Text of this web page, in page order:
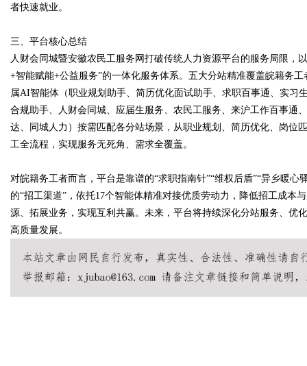
者快速就业。
三、平台核心总结
人财会同城暨安徽农民工服务网打破传统人力资源平台的服务局限，
+智能赋能+公益服务”的一体化服务体系。五大分站精准覆盖皖籍务
属AI智能体（职业规划助手、简历优化面试助手、求职百事通、实
合规助手、人财会同城、应届生服务、农民工服务、来沪工作百事通
达、同城人力）按需匹配各分站场景，从职业规划、简历优化、岗位
工全流程，实现服务无死角、需求全覆盖。
对皖籍务工者而言，平台是靠谱的“求职指南针”“维权后盾”“异乡暖
的“招工渠道”，依托17个智能体精准对接优质劳动力，降低招工成本
源、拓展业务，实现互利共赢。未来，平台将持续深化分站服务、优
高质量发展。